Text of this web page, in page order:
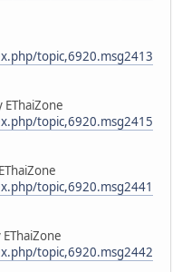
topic,6920.msg2413
EThaiZone
topic,6920.msg2415
topic,6920.msg2441
EThaiZone
topic,6920.msg2442